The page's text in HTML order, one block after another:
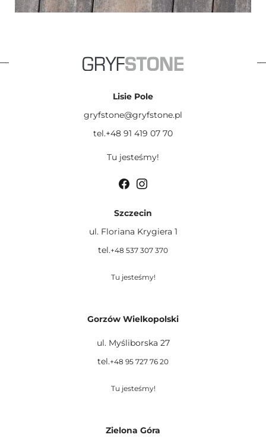
Lisie Pole
gryfstone@gryfstone.pl
tel.+48 91 419 07 70
Tu jesteśmy!
Szczecin
ul. Floriana Krygiera 1
tel.+48 537 307 370
Tu jesteśmy!
Gorzów Wielkopolski
ul. Myśliborska 27
tel.+48 95 727 76 20
Tu jesteśmy!
Zielona Góra